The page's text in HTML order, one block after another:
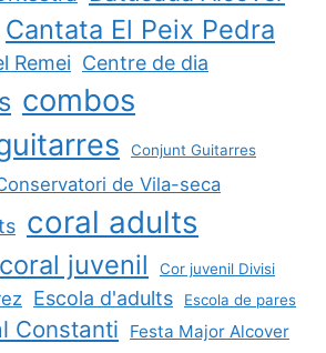
Cantata El Peix Pedra
Remei Centre de dia
combos
Conjunt Guitarres
de Vila-seca
coral adults
coral juvenil
Cor juvenil Divisi
Escola d'adults Escola de pares
Constanti Festa Major Alcover